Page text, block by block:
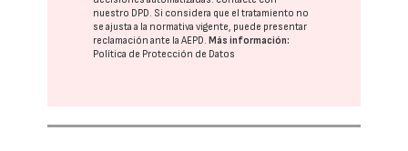
nuestro DPD. Si considera que el tratamiento no
se ajusta a la normativa vigente, puede presentar
reclamación ante laAEPD.Más información:
Política de Protección de Datos